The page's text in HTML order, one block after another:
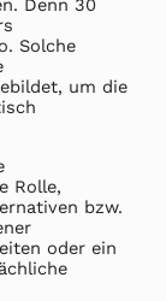
Denn 30
Solche
um die
Rolle,
bzw.
oder ein